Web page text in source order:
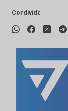
Condividi: